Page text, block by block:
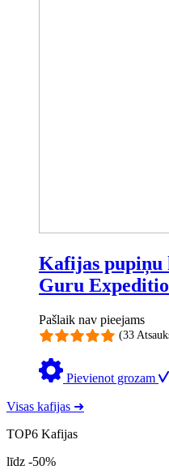
Kafijas pupiņu
Guru
Pašlaik nav pieejams
(33
Pievienot grozam
Visas kafijas ➜
TOP6 Kafijas
līdz -50%